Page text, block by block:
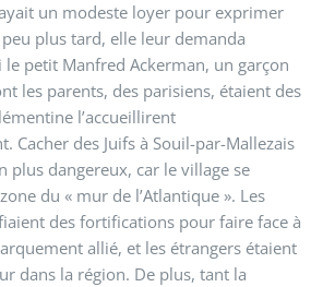
un modeste loyer pour exprimer
plus tard, elle leur demanda
le petit Manfred Ackerman, un garçon
les parents, des parisiens, étaient des
l’accueillirent
Cacher des Juifs à Souil-par-Mallezais
plus dangereux, car le village se
du « mur de l’Atlantique ». Les
des fortifications pour faire face à
allié, et les étrangers étaient
dans la région. De plus, tant la